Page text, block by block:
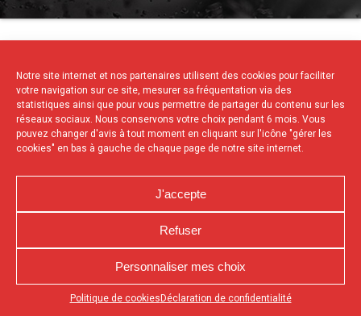
Notre site internet et nos partenaires utilisent des cookies pour faciliter
votre navigation sur ce site, mesurer sa fréquentation via des
statistiques ainsi que pour vous permettre de partager du contenu sur les
réseaux sociaux. Nous conservons votre choix pendant 6 mois. Vous
pouvez changer d'avis à tout moment en cliquant sur l'icône "gérer les
cookies" en bas à gauche de chaque page de notre site internet.
J'accepte
Refuser
Personnaliser mes choix
Politique de cookies Déclaration de confidentialité
Appuyez sur le bouton partager en bas de votre